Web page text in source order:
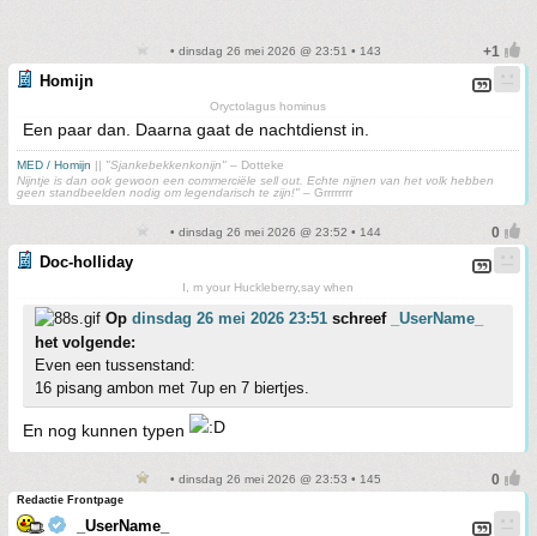
• dinsdag 26 mei 2026 @ 23:51 • 143
Homijn
Oryctolagus hominus
Een paar dan. Daarna gaat de nachtdienst in.
MED / Homijn || "Sjankebekkenkonijn" – Dotteke
Nijntje is dan ook gewoon een commerciële sell out. Echte nijnen van het volk hebben
geen standbeelden nodig om legendarisch te zijn!" – Grrrrrrrr
• dinsdag 26 mei 2026 @ 23:52 • 144
Doc-holliday
I, m your Huckleberry,say when
Op dinsdag 26 mei 2026 23:51 schreef
_UserName_
het volgende:
Even een tussenstand:
16 pisang ambon met 7up en 7 biertjes.
En nog kunnen typen
• dinsdag 26 mei 2026 @ 23:53 • 145
Redactie Frontpage
_UserName_